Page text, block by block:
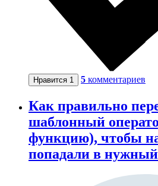
Нравится 1 5 комментариев
Как правильно
шаблонный
функцию), чтобы
попадали в